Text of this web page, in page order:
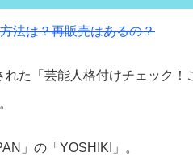
法は？再販売はあるの？
た「芸能人格付けチェック！
」の「YOSHIKI」。